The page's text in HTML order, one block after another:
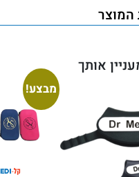
המוצר
אותך
מבצע!